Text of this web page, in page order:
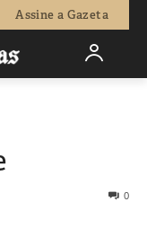
Assine a Gazeta
0